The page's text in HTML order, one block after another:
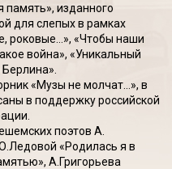
память», изданного
для слепых в рамках
роковые…», «Чтобы наши
война», «Уникальный
«Музы не молчат…», в
в поддержку российской
поэтов А.
«Родилась я в
А.Григорьева